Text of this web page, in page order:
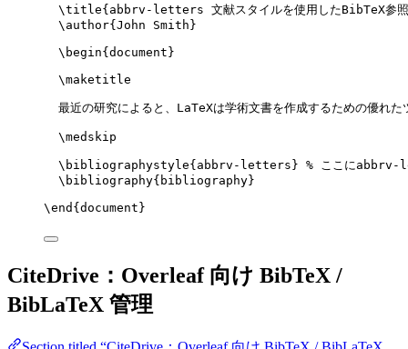
\title{abbrv-letters 文献スタイルを使用したBibTeX参照
\author{John Smith}
\begin{ document }
\maketitle
最近の研究によると、LaTeXは学術文書を作成するための優れ
\medskip
\bibliographystyle{abbrv-letters} % ここに
\bibliography{bibliography}
\end { document }
CiteDrive：Overleaf 向け BibTeX /
BibLaTeX 管理